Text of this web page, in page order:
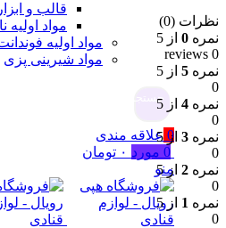
قالب و
مواد اولیه
مواد اولیه
مواد شیرینی پزی
جستجو
0 علاقه مندی
0 مورد ۰ تومان
منو
نظرات (0)
نمره 0 از 5
0 reviews
نمره 5 از 5
0
نمره 4 از 5
0
نمره 3 از 5
0
نمره 2 از 5
0
نمره 1 از 5
0